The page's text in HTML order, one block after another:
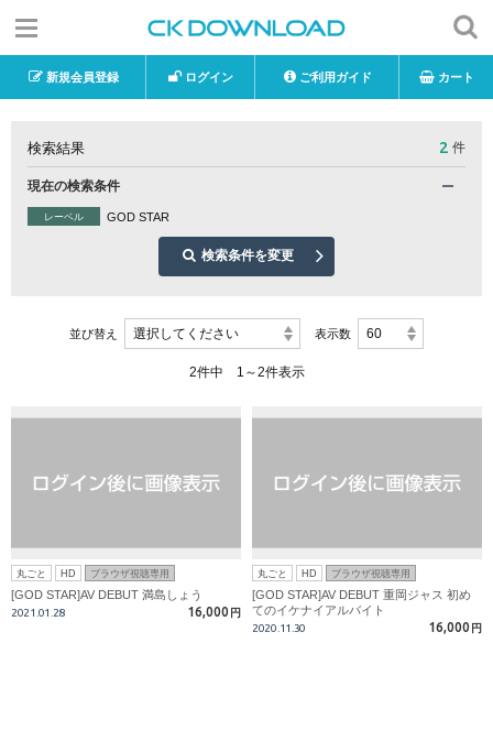
新規会員登録 ログイン ご利用ガイド カート
検索結果 2 件
現在の検索条件
レーベル GOD STAR
検索条件を変更
並び替え 選択してください 表示数 60
2件中 1～2件表示
丸ごと HD ブラウザ視聴専用
[GOD STAR]AV DEBUT 満島しょう
2021.01.28 16,000 円
丸ごと HD ブラウザ視聴専用
[GOD STAR]AV DEBUT 重岡ジャス 初め
てのイケナイアルバイト
2020.11.30 16,000 円